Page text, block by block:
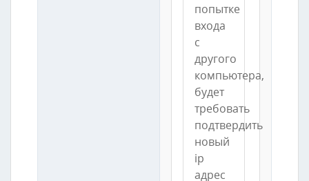
попытке
входа
с
другого
компьютера,
будет
требовать
подтвердить
новый
ip
адрес